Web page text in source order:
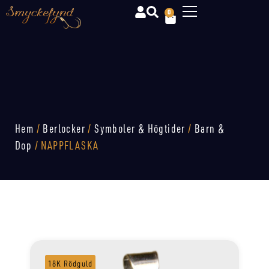
0
Hem / Berlocker /Symboler & Högtider / Barn &
Dop / NAPPFLASKA
18K Rödguld